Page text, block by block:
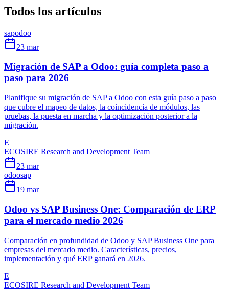
Todos los artículos
sapodoo
23 mar
Migración de SAP a Odoo: guía completa paso a
paso para 2026
Planifique su migración de SAP a Odoo con esta guía paso a paso
que cubre el mapeo de datos, la coincidencia de módulos, las
pruebas, la puesta en marcha y la optimización posterior a la
migración.
E
ECOSIRE Research and Development Team
23 mar
odoosap
19 mar
Odoo vs SAP Business One: Comparación de ERP
para el mercado medio 2026
Comparación en profundidad de Odoo y SAP Business One para
empresas del mercado medio. Características, precios,
implementación y qué ERP ganará en 2026.
E
ECOSIRE Research and Development Team